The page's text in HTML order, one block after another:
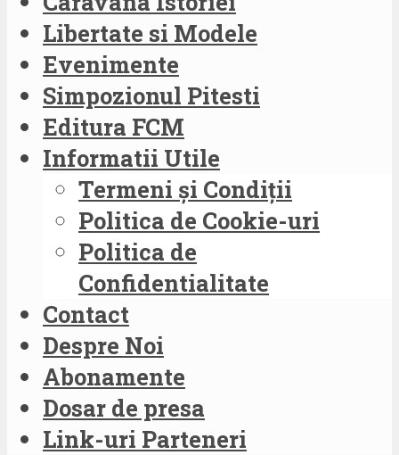
Libertate si Modele
Evenimente
Simpozionul Pitesti
Editura FCM
Informatii Utile
Termeni și Condiții
Politica de Cookie-uri
Politica de
Confidentialitate
Contact
Despre Noi
Abonamente
Dosar de presa
Link-uri Parteneri